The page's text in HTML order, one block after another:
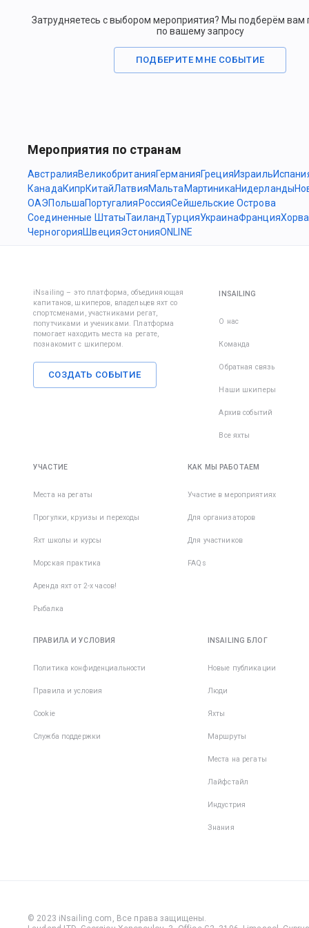
Затрудняетесь с выбором мероприятия? Мы подберём вам
по вашему запросу
ПОДБЕРИТЕ МНЕ СОБЫТИЕ
Мероприятия по странам
АвстралияВеликобританияГерманияГрецияИзраиль
КанадаКипрКитайЛатвияМальта МартиникаНидерланды
ОАЭПольшаПортугалия РоссияСейшельские Острова
Соединенные ШтатыТаиландТурцияУкраинаФранция
ЧерногорияШвецияЭстонияONLINE
iNsailing – это платформа, объединяющая
капитанов, шкиперов, владельцев яхт со
спортсменами, участниками регат,
попутчиками и учениками. Платформа
помогает находить места на регате,
познакомит с шкипером.
СОЗДАТЬ СОБЫТИЕ
INSAILING
О нас
Команда
Обратная связь
Наши шкиперы
Архив событий
Все яхты
УЧАСТИЕ
Места на регаты
Прогулки, круизы и переходы
Яхт школы и курсы
Морская практика
Аренда яхт от 2-х часов!
Рыбалка
КАК МЫ РАБОТАЕМ
Участие в мероприятиях
Для организаторов
Для участников
FAQs
ПРАВИЛА И УСЛОВИЯ
Политика конфиденциальности
Правила и условия
Cookie
Служба поддержки
INSAILING БЛОГ
Новые публикации
Люди
Яхты
Маршруты
Места на регаты
Лайфстайл
Индустрия
Знания
© 2023 iNsailing.com, Все права защищены.